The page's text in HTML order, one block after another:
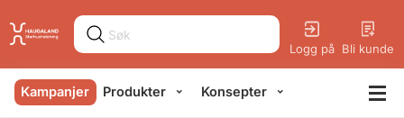
Logg på Bli kunde
Kampanjer Produkter Konsepter